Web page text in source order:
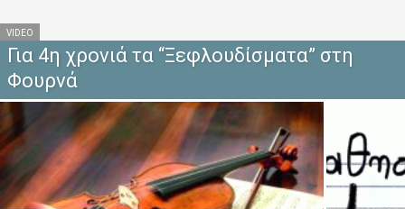
VIDEO
Για 4η χρονιά τα “Ξεφλουδίσματα” στη
Φουρνά